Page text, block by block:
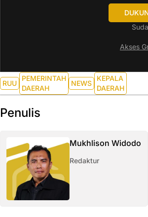
Akses
RUU
PEMERINTAH
DAERAH
NEWS
KEPALA
DAERAH
Penulis
Mukhlison Widodo
Redaktur